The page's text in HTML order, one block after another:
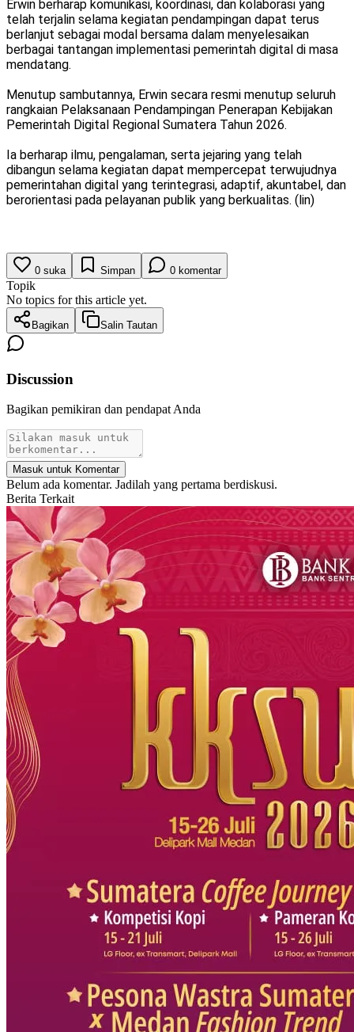
Erwin berharap komunikasi, koordinasi, dan kolaborasi yang
telah terjalin selama kegiatan pendampingan dapat terus
berlanjut sebagai modal bersama dalam menyelesaikan
berbagai tantangan implementasi pemerintah digital di masa
mendatang.
Menutup sambutannya, Erwin secara resmi menutup seluruh
rangkaian Pelaksanaan Pendampingan Penerapan Kebijakan
Pemerintah Digital Regional Sumatera Tahun 2026.
Ia berharap ilmu, pengalaman, serta jejaring yang telah
dibangun selama kegiatan dapat mempercepat terwujudnya
pemerintahan digital yang terintegrasi, adaptif, akuntabel, dan
berorientasi pada pelayanan publik yang berkualitas. (lin)
0 suka Simpan 0 komentar
Topik
No topics for this article yet.
Bagikan Salin Tautan
Discussion
Bagikan pemikiran dan pendapat Anda
Masuk untuk Komentar
Belum ada komentar. Jadilah yang pertama berdiskusi.
Berita Terkait